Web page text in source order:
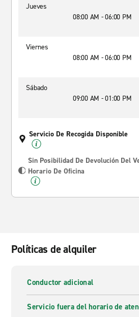
Jueves
08:00 AM - 06:00 PM
Viernes
08:00 AM - 06:00 PM
Sábado
09:00 AM - 01:00 PM
Servicio De Recogida Disponible
Sin Posibilidad De Devolución Del
Horario De Oficina
Políticas de alquiler
Conductor adicional
Servicio fuera del horario de